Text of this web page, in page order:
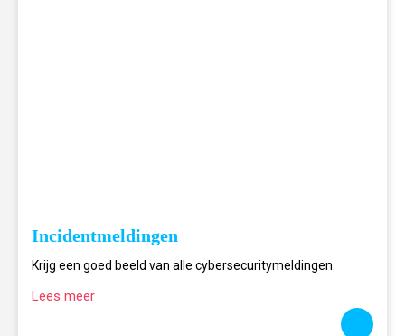
Incidentmeldingen
Krijg een goed beeld van alle cybersecuritymeldingen.
Lees meer